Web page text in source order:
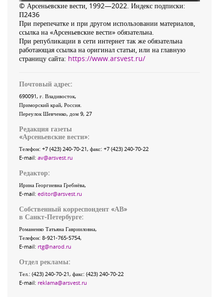
© Арсеньевские вести, 1992—2022. Индекс подписки:
П2436
При перепечатке и при другом использовании материалов,
ссылка на «Арсеньевские вести» обязательна.
При републикации в сети интернет так же обязательна
работающая ссылка на оригинал статьи, или на главную
страницу сайта: https://www.arsvest.ru/
Почтовый адрес:
690091, г. Владивосток,
Приморский край, Россия
Переулок Шевченко, дом 9, 27
Редакция газеты
«Арсеньевские вести»:
Телефон: +7 (423) 240-70-21, факс: +7 (423) 240-70-22
E-mail: av@arsvest.ru
Редактор:
Ирина Георгиевна Гребнёва,
E-mail: editor@arsvest.ru
Собственный корреспондент «АВ»
в Санкт-Петербурге:
Романенко Татьяна Гаврииловна,
Телефон: 8-921-765-5754,
E-mail: rtg@narod.ru
Отдел рекламы:
Тел.: (423) 240-70-21, факс: (423) 240-70-22
E-mail: reklama@arsvest.ru